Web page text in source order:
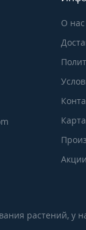
О нас
Акции
растений, у